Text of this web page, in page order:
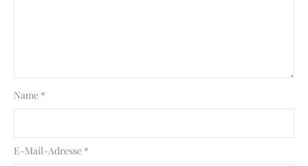
Name *
E-Mail-Adresse *